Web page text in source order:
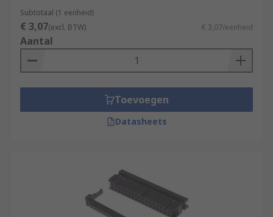
Subtotaal (1 eenheid)
€ 3,07(excl. BTW) € 3,07/eenheid
Aantal
Toevoegen
Datasheets